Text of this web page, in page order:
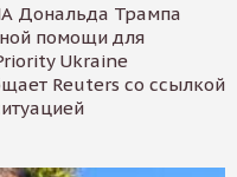
Дональда Трампа
помощи для
Ukraine
Reuters со ссылкой